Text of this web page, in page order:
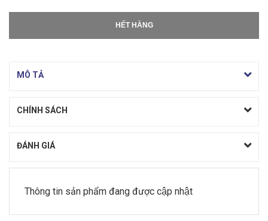
HẾT HÀNG
MÔ TẢ
CHÍNH SÁCH
ĐÁNH GIÁ
Thông tin sản phẩm đang được cập nhật